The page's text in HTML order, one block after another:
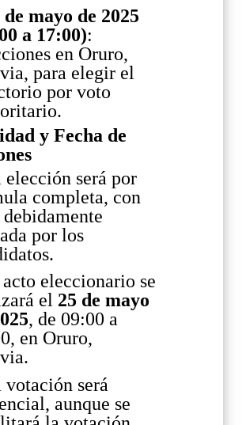
de mayo de 2025
a 17:00):
en Oruro,
para elegir el
por voto
y Fecha de
elección será por
completa, con
por los
eleccionario se
el 25 de mayo
, de 09:00 a
en Oruro,
votación será
aunque se